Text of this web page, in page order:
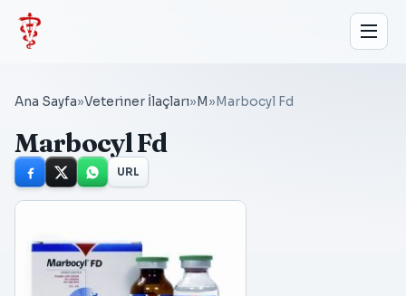
Ana Sayfa»Veteriner İlaçları» M » Marbocyl Fd
Marbocyl Fd
URL